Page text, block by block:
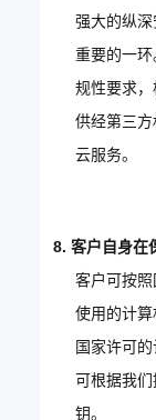
强大的纵
重要的一
规性要求
供经第三
云服务。
8. 客户自身在
客户可按
使用的计
国家许可
可根据我
钥。